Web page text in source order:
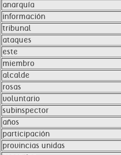
anarquía
información
tribunal
ataques
este
miembro
alcalde
rosas
voluntario
subinspector
años
participación
provincias unidas